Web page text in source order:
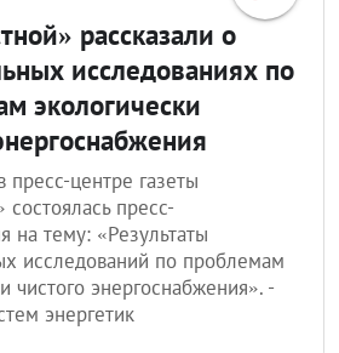
рассказали о
исследованиях по
экологически
пресс-центре газеты
состоялась пресс-
на тему: «Результаты
исследований по проблемам
чистого энергоснабжения». -
энергетик